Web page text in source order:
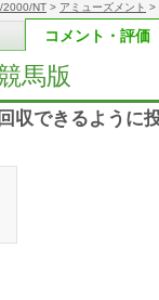
2000/NT > アミューズメント >
コメント・評価
馬版
収できるように